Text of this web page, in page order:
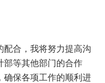
合，我将努力提高沟
部等其他部门的合作
确保各项工作的顺利进